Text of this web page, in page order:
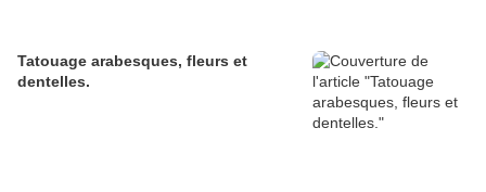
Tatouage arabesques, fleurs et
dentelles.